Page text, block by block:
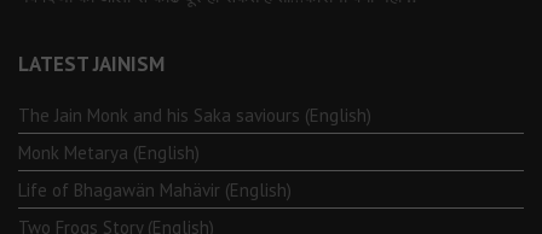
LATEST JAINISM
The Jain Monk and his Saka saviours (English)
Monk Metarya (English)
Life of Bhagawän Mahävir (English)
Two Frogs Story (English)